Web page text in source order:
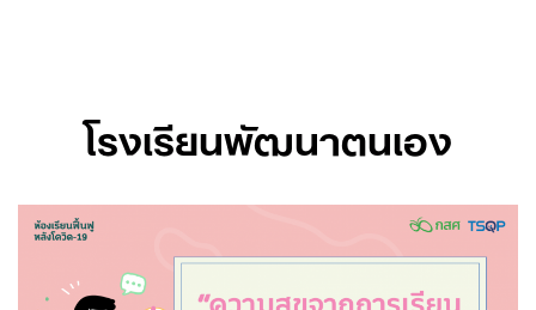
โรงเรียนพัฒนาตนเอง